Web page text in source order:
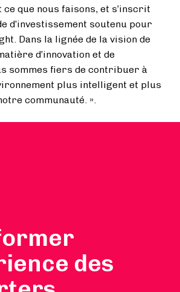
que nous faisons, et s’inscrit
d’investissement soutenu pour
Dans la lignée de la vision de
d’innovation et de
sommes fiers de contribuer à
plus intelligent et plus
communauté. ».
des